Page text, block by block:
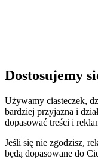
Dostosujemy
Używamy ciasteczek,
bardziej przyjazna i
dopasować treści i
Jeśli się nie zgodzisz,
będą dopasowane do